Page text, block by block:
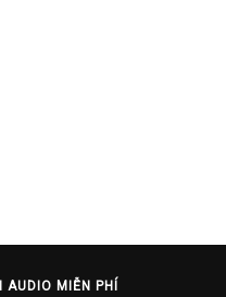
AUDIO MIỄN PHÍ